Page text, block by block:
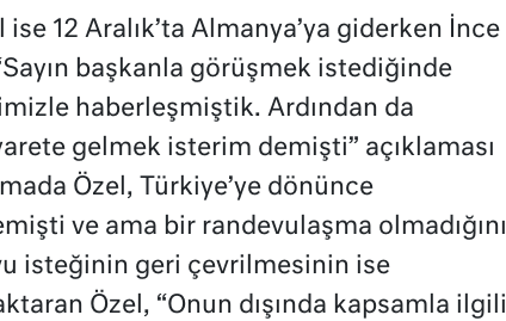
12 Aralık’ta Almanya’ya giderken İnce
başkanla görüşmek istediğinde
haberleşmiştik. Ardından da
gelmek isterim demişti” açıklaması
Özel, Türkiye’ye dönünce
ve ama bir randevulaşma olmadığını
isteğinin geri çevrilmesinin ise
Özel, “Onun dışında kapsamla ilgili